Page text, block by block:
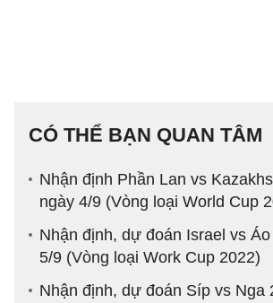
CÓ THỂ BẠN QUAN TÂM
Nhận định Phần Lan vs
ngày 4/9 (Vòng loại World Cup
Nhận định, dự đoán Israel vs
5/9 (Vòng loại Work Cup 2022)
Nhận định, dự đoán Síp vs Nga